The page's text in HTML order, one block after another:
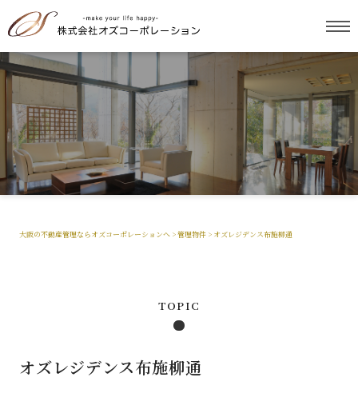
オズレジデンス布施柳通
大阪の不動産管理ならオズコーポレーションへ>管理物件> オズレジデンス布施柳通